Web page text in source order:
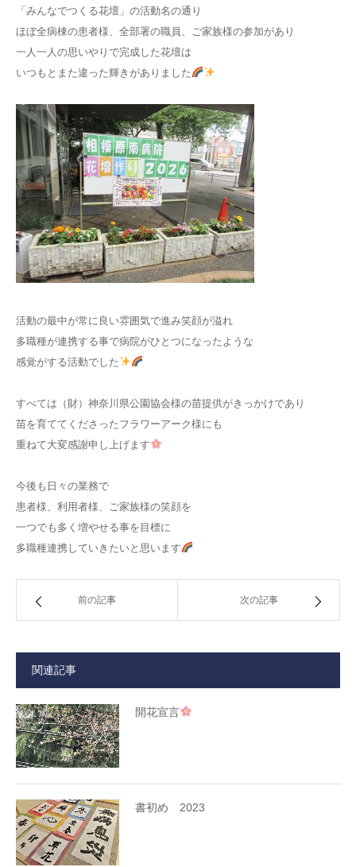
「みんなでつくる花壇」の活動名の通り
ほぼ全病棟の患者様、全部署の職員、ご家族様の参加があり
一人一人の思いやりで完成した花壇は
いつもとまた違った輝きがありました
活動の最中が常に良い雰囲気で進み笑顔が溢れ
多職種が連携する事で病院がひとつになったような
感覚がする活動でした
すべては（財）神奈川県公園協会様の苗提供がきっかけであり
苗を育ててくださったフラワーアーク様にも
重ねて大変感謝申し上げます
今後も日々の業務で
患者様、利用者様、ご家族様の笑顔を
一つでも多く増やせる事を目標に
多職種連携していきたいと思います
前の記事 次の記事
関連記事
開花宣言
書初め 2023